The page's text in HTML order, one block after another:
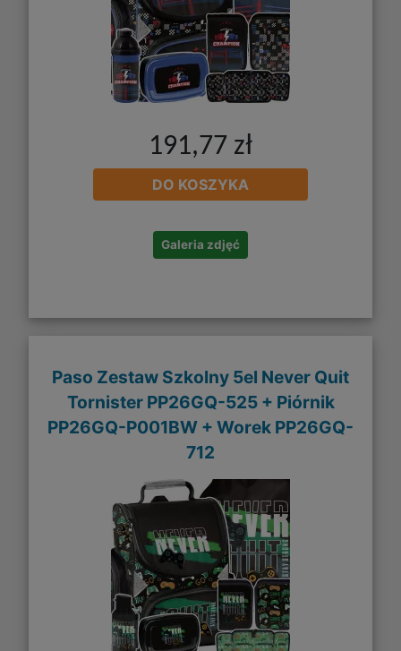
191,77 zł
DO KOSZYKA
Galeria zdjęć
Paso Zestaw Szkolny 5el Never Quit
Tornister PP26GQ-525 + Piórnik
PP26GQ-P001BW + Worek PP26GQ-
712